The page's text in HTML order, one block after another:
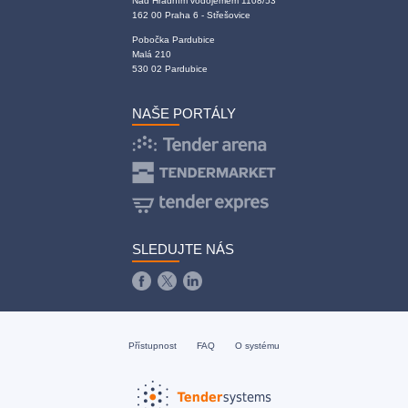
162 00 Praha 6 - Střešovice
Pobočka Pardubice
Malá 210
530 02 Pardubice
NAŠE PORTÁLY
SLEDUJTE NÁS
Přístupnost FAQ O systému